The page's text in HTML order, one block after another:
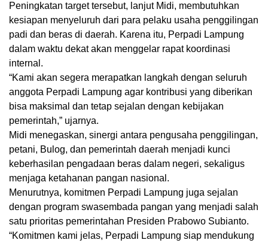
Peningkatan target tersebut, lanjut Midi, membutuhkan
kesiapan menyeluruh dari para pelaku usaha penggilingan
padi dan beras di daerah. Karena itu, Perpadi Lampung
dalam waktu dekat akan menggelar rapat koordinasi
internal.
“Kami akan segera merapatkan langkah dengan seluruh
anggota Perpadi Lampung agar kontribusi yang diberikan
bisa maksimal dan tetap sejalan dengan kebijakan
pemerintah,” ujarnya.
Midi menegaskan, sinergi antara pengusaha penggilingan,
petani, Bulog, dan pemerintah daerah menjadi kunci
keberhasilan pengadaan beras dalam negeri, sekaligus
menjaga ketahanan pangan nasional.
Menurutnya, komitmen Perpadi Lampung juga sejalan
dengan program swasembada pangan yang menjadi salah
satu prioritas pemerintahan Presiden Prabowo Subianto.
“Komitmen kami jelas, Perpadi Lampung siap mendukung